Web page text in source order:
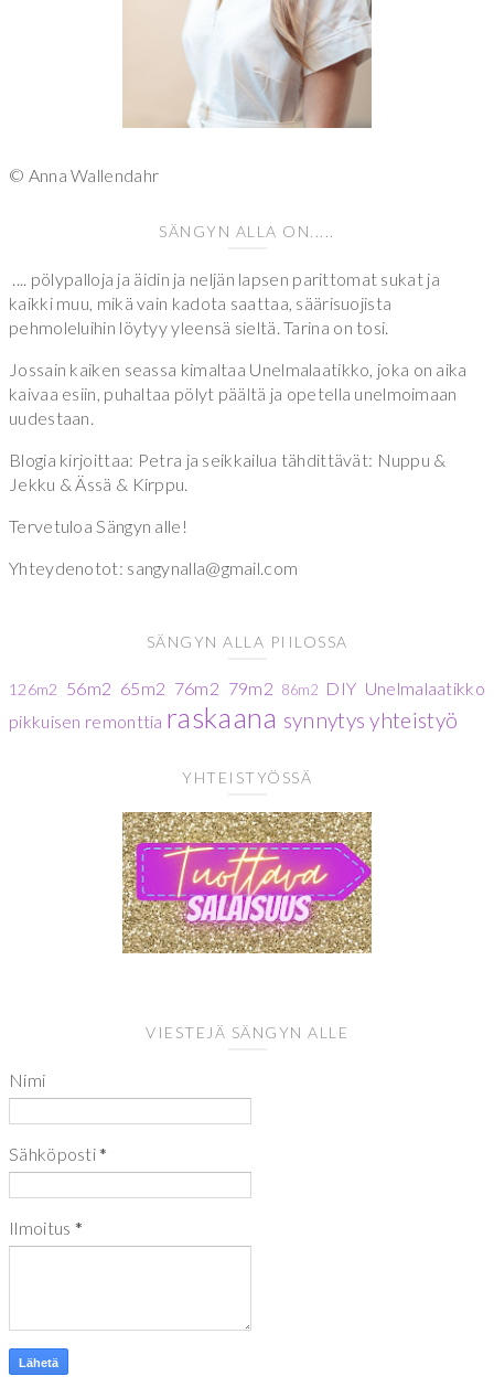
© Anna Wallendahr
SÄNGYN ALLA ON.....
.... pölypalloja ja äidin ja neljän lapsen parittomat sukat ja
kaikki muu, mikä vain kadota saattaa, säärisuojista
pehmoleluihin löytyy yleensä sieltä. Tarina on tosi.
Jossain kaiken seassa kimaltaa Unelmalaatikko, joka on aika
kaivaa esiin, puhaltaa pölyt päältä ja opetella unelmoimaan
uudestaan.
Blogia kirjoittaa: Petra ja seikkailua tähdittävät: Nuppu &
Jekku & Ässä & Kirppu.
Tervetuloa Sängyn alle!
Yhteydenotot: sangynalla@gmail.com
SÄNGYN ALLA PIILOSSA
126m2 56m2 65m2 76m2 79m2 86m2 DIY Unelmalaatikko
pikkuisen remonttia raskaana synnytys yhteistyö
YHTEISTYÖSSÄ
VIESTEJÄ SÄNGYN ALLE
Nimi
Sähköposti*
Ilmoitus *